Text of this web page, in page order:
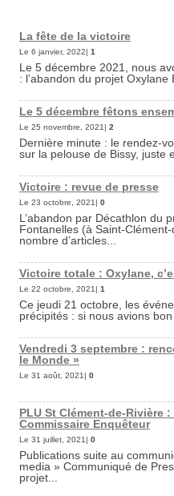
La fête de la victoire
Le 6 janvier, 2022| 1
Le 5 décembre 2021, nous
: l’abandon du projet Oxylane
Le 5 décembre fêtons
Le 25 novembre, 2021| 2
Dernière minute : le rendez-
sur la pelouse de Bissy, juste
Victoire : revue de presse
Le 23 octobre, 2021| 0
L’abandon par Décathlon du
Fontanelles (à Saint-
nombre d’articles...
Victoire totale : Oxylane,
Le 22 octobre, 2021| 1
Ce jeudi 21 octobre, les
précipités : si nous avions bon
Vendredi 3 septembre :
le Monde »
Le 31 août, 2021| 0
PLU St Clément-de-Rivière
Commissaire Enquêteur
Le 31 juillet, 2021| 0
Publications suite au
media » Communiqué de
projet...